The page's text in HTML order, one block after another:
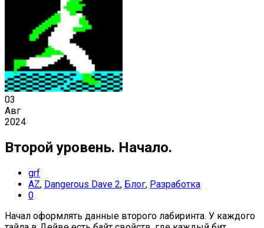
03
Авг
2024
Второй уровень. Начало.
grf
AZ, Dangerous Dave 2, Блог, Разработка
0
Начал оформлять данные второго лабиринта. У каждого